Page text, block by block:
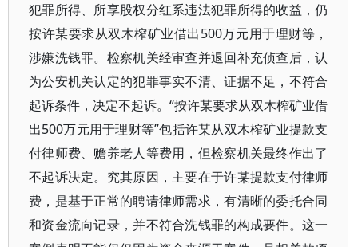
犯罪所得、所享股权分红系违法犯罪所得的收益，仍
按许某要求从双木榨矿业借出500万元用于理财等，
涉嫌洗钱罪。检察机关经审查并退回补充侦查后，认
为公安机关认定的犯罪事实不清、证据不足，不符合
起诉条件，决定不起诉。“按许某要求从双木榨矿业借
出500万元用于理财等”包括许某从双木榨矿业提款支
付律师费、赡养老人等费用，但检察机关最终作出了
不起诉决定。究其原因，主要在于许某提款支付律师
费，是基于正常的聘请律师需求，有清晰的委托合同
和资金流向记录，并不符合洗钱罪的构成要件。这一